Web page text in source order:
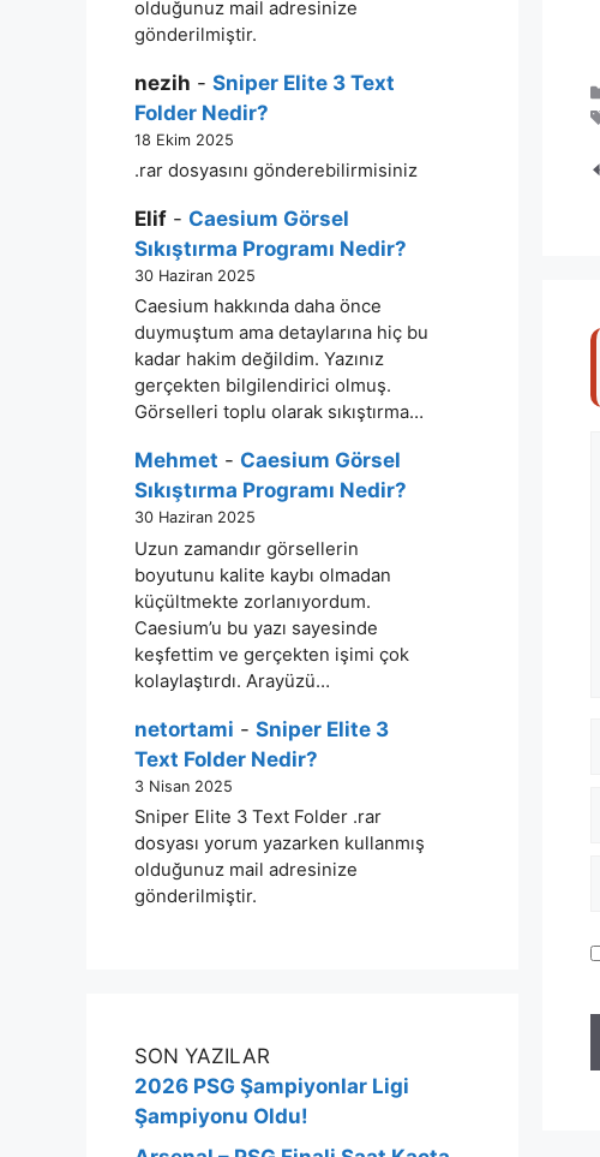
olduğunuz mail adresinize
gönderilmiştir.
nezih - Sniper Elite 3 Text
Folder Nedir?
18 Ekim 2025
.rar dosyasını gönderebilirmisiniz
Elif - Caesium Görsel
Sıkıştırma Programı Nedir?
30 Haziran 2025
Caesium hakkında daha önce
duymuştum ama detaylarına hiç bu
kadar hakim değildim. Yazınız
gerçekten bilgilendirici olmuş.
Görselleri toplu olarak sıkıştırma…
Mehmet - Caesium Görsel
Sıkıştırma Programı Nedir?
30 Haziran 2025
Uzun zamandır görsellerin
boyutunu kalite kaybı olmadan
küçültmekte zorlanıyordum.
Caesium’u bu yazı sayesinde
keşfettim ve gerçekten işimi çok
kolaylaştırdı. Arayüzü…
netortami - Sniper Elite 3
Text Folder Nedir?
3 Nisan 2025
Sniper Elite 3 Text Folder .rar
dosyası yorum yazarken kullanmış
olduğunuz mail adresinize
gönderilmiştir.
SON YAZILAR
2026 PSG Şampiyonlar Ligi
Şampiyonu Oldu!